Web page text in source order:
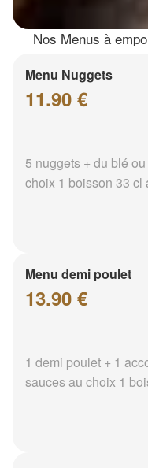
Nos Menus à
Menu Nuggets
11.90 €
5 nuggets + du blé
choix 1 boisson 33 cl
Menu demi poulet
13.90 €
1 demi poulet + 1
sauces au choix 1